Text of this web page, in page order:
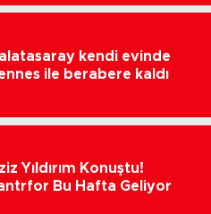
kendi evinde
ile berabere kaldı
Yıldırım Konuştu!
Bu Hafta Geliyor